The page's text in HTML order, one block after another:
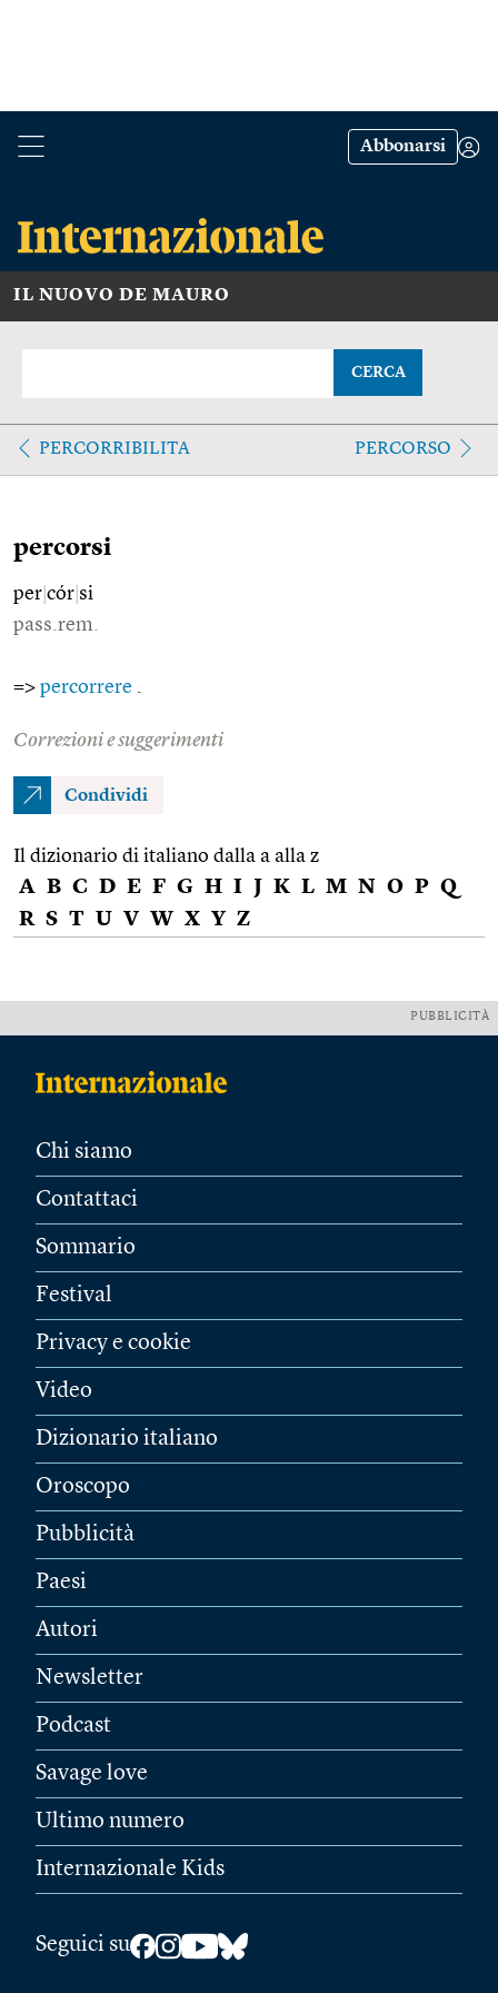
Abbonarsi
IL NUOVO DE MAURO
CERCA
PERCORRIBILITA PERCORSO
percorsi
per cór si
pass.rem.
=> percorrere
Correzioni e suggerimenti
Condividi
Il dizionario di italiano dalla a alla z
A B C D E F G H I J K L M N O P Q
R S T U V W X Y Z
PUBBLICITÀ
Chi siamo
Contattaci
Sommario
Festival
Privacy e cookie
Video
Dizionario italiano
Oroscopo
Pubblicità
Paesi
Autori
Newsletter
Podcast
Savage love
Ultimo numero
Internazionale Kids
Seguici su